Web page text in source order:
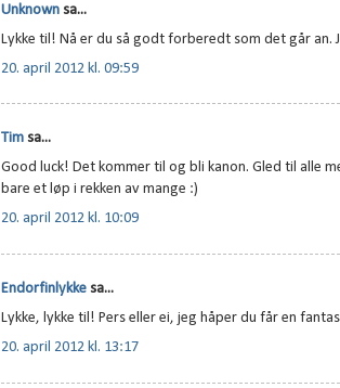
Unknown sa...
Lykke til! Nå er du så godt forberedt som det går an.
20. april 2012 kl. 09:59
Tim sa...
Good luck! Det kommer til og bli kanon. Gled til alle
bare et løp i rekken av mange :)
20. april 2012 kl. 10:09
Endorfinlykke sa...
Lykke, lykke til! Pers eller ei, jeg håper du får en
20. april 2012 kl. 13:17